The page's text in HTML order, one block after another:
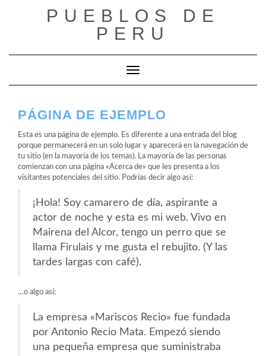
PUEBLOS DE
PERU
Cambiar modo de navegación
PÁGINA DE EJEMPLO
Esta es una página de ejemplo. Es diferente a una entrada del blog
porque permanecerá en un solo lugar y aparecerá en la navegación de
tu sitio (en la mayoría de los temas). La mayoría de las personas
comienzan con una página «Acerca de» que les presenta a los
visitantes potenciales del sitio. Podrías decir algo así:
¡Hola! Soy camarero de día, aspirante a
actor de noche y esta es mi web. Vivo en
Mairena del Alcor, tengo un perro que se
llama Firulais y me gusta el rebujito. (Y las
tardes largas con café).
…o algo así:
La empresa «Mariscos Recio» fue fundada
por Antonio Recio Mata. Empezó siendo
una pequeña empresa que suministraba